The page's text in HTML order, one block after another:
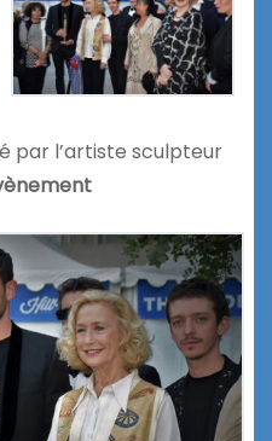
par l’artiste sculpteur